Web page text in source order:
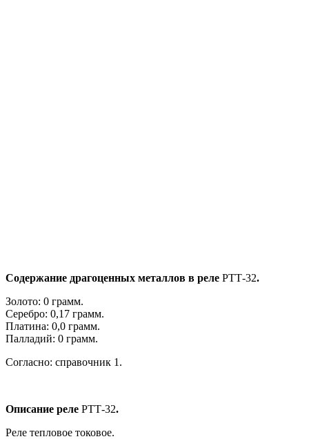
Содержание драгоценных металлов в реле РТТ-32.
Золото: 0 грамм.
Серебро: 0,17 грамм.
Платина: 0,0 грамм.
Палладий: 0 грамм.
Согласно: справочник 1.
Описание реле РТТ-32.
Реле тепловое токовое.